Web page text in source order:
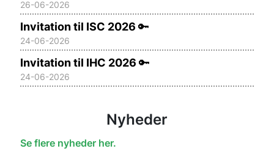
26-06-2026
Invitation til ISC 2026 🔑
24-06-2026
Invitation til IHC 2026 🔑
24-06-2026
Nyheder
Se flere nyheder her.